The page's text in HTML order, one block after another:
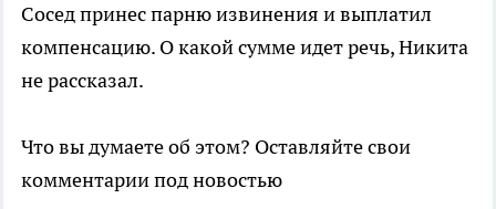
Сосед принес парню извинения и выплатил
компенсацию. О какой сумме идет речь, Никита
не рассказал.
Что вы думаете об этом? Оставляйте свои
комментарии под новостью